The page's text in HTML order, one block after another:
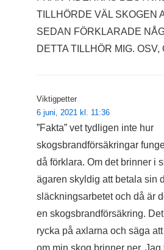
TILLHÖRDE VÄL SKOGEN
SEDAN FÖRKLARADE
DETTA TILLHÖR MIG.
Viktigpetter
6 juni, 2021 kl. 11:36
”Fakta” vet tydligen inte hur
skogsbrandförsäkringar
då förklara. Om det brinner i
ägaren skyldig att betala sin
släckningsarbetet och då är
en skogsbrandförsäkring.
rycka på axlarna och säga